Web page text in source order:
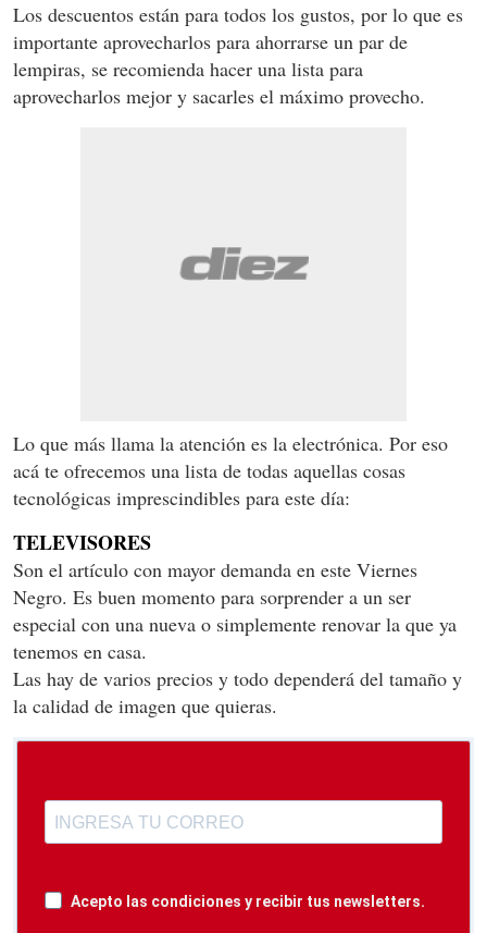
Los descuentos están para todos los gustos, por lo que es
importante aprovecharlos para ahorrarse un par de
lempiras, se recomienda hacer una lista para
aprovecharlos mejor y sacarles el máximo provecho.
Lo que más llama la atención es la electrónica. Por eso
acá te ofrecemos una lista de todas aquellas cosas
tecnológicas imprescindibles para este día:
TELEVISORES
Son el artículo con mayor demanda en este Viernes
Negro. Es buen momento para sorprender a un ser
especial con una nueva o simplemente renovar la que ya
tenemos en casa.
Las hay de varios precios y todo dependerá del tamaño y
la calidad de imagen que quieras.
Acepto las condiciones y recibir tus newsletters.